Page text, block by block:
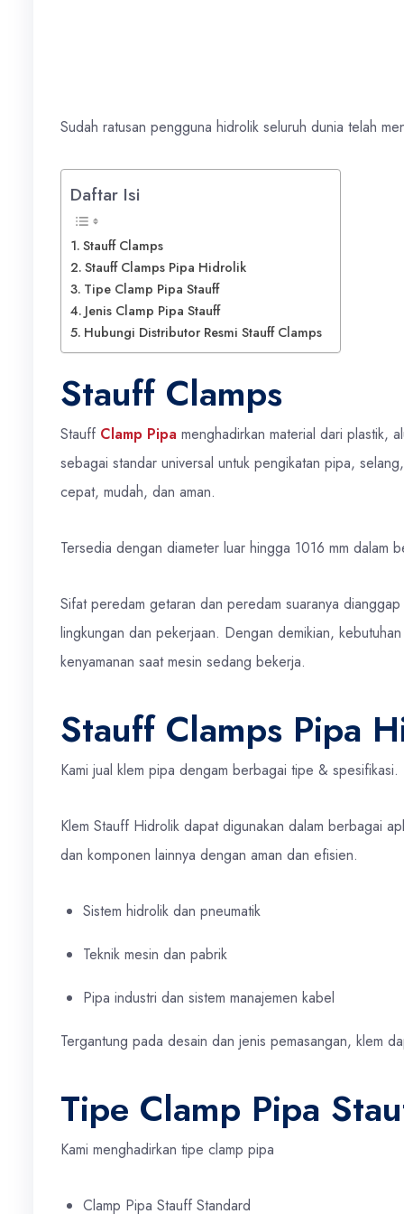
Sudah ratusan pengguna hidrolik seluruh dunia telah
Daftar Isi
Stauff Clamps
Stauff Clamps Pipa Hidrolik
Tipe Clamp Pipa Stauff
Jenis Clamp Pipa Stauff
Hubungi Distributor Resmi Stauff Clamps
Stauff Clamps
Stauff Clamp Pipa menghadirkan material dari plastik,
sebagai standar universal untuk pengikatan pipa,
cepat, mudah, dan aman.
Tersedia dengan diameter luar hingga 1016 mm dalam
Sifat peredam getaran dan peredam suaranya
lingkungan dan pekerjaan. Dengan demikian,
kenyamanan saat mesin sedang bekerja.
Stauff Clamps Pipa
Kami jual klem pipa dengam berbagai tipe & spesifikasi.
Klem Stauff Hidrolik dapat digunakan dalam berbagai
dan komponen lainnya dengan aman dan efisien.
Sistem hidrolik dan pneumatik
Teknik mesin dan pabrik
Pipa industri dan sistem manajemen kabel
Tergantung pada desain dan jenis pemasangan, klem
Tipe Clamp Pipa
Kami menghadirkan tipe clamp pipa
Clamp Pipa Stauff Standard